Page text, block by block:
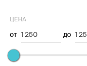
ЦЕНА
от 1 250 до 1